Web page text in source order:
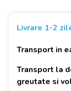
Livrare 1-2
Transport in
Transport la
greutate si